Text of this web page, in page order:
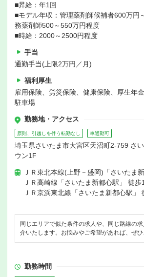
■昇給：年1回
■モデル年収：管理薬剤師候補者600万円
務薬剤師500～550万円程度
■時給：2000～2500円程度
手当
通勤手当(上限2万円／月)
福利厚生
雇用保険、労災保険、健康保険、厚生年
駐車場
勤務地・アクセス
原則、引越しを伴う転勤なし 車通勤可
埼玉県さいたま市大宮区天沼町2-759 さ
ウン1F
ＪＲ東北本線(上野－盛岡)「さいたま
ＪＲ高崎線「さいたま新都心駅」 徒歩
ＪＲ京浜東北線「さいたま新都心駅」
同じエリアで似た条件の求人や、同じ路線の
介いたします。お悩みやご希望があれば、ぜ
勤務時間